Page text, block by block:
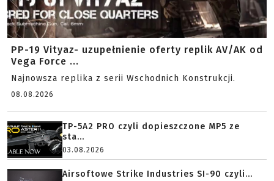
PP-19 Vityaz- uzupełnienie oferty replik AV/AK od
Vega Force ...
Najnowsza replika z serii Wschodnich Konstrukcji.
08.08.2026
TP-5A2 PRO czyli dopieszczone MP5 ze
sta...
03.08.2026
Airsoftowe Strike Industries SI-90 czyli...